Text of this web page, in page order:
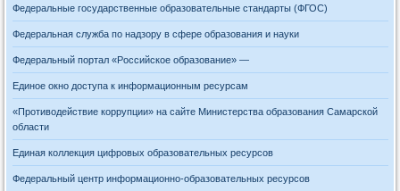
Федеральные государственные образовательные стандарты (ФГОС)
Федеральная служба по надзору в сфере образования и науки
Федеральный портал «Российское образование» —
Единое окно доступа к информационным ресурсам
«Противодействие коррупции» на сайте Министерства образования Самарской
области
Единая коллекция цифровых образовательных ресурсов
Федеральный центр информационно-образовательных ресурсов